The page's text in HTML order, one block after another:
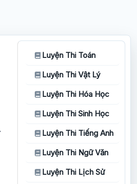
Luyện Thi Toán
Luyện Thi Vật Lý
Luyện Thi Hóa Học
Luyện Thi Sinh Học
Luyện Thi Tiếng Anh
Luyện Thi Ngữ Văn
Luyện Thi Lịch Sử